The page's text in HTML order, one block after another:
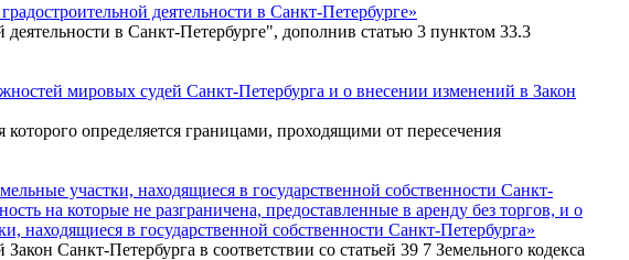
деятельности в Санкт-Петербурге»
в Санкт-Петербурге", дополнив статью 3 пунктом 33.3
мировых судей Санкт-Петербурга и о внесении изменений в Закон
определяется границами, проходящими от пересечения
участки, находящиеся в государственной собственности Санкт-
на которые не разграничена, предоставленные в аренду без торгов, и о
находящиеся в государственной собственности Санкт-Петербурга»
Санкт-Петербурга в соответствии со статьей 39 7 Земельного кодекса